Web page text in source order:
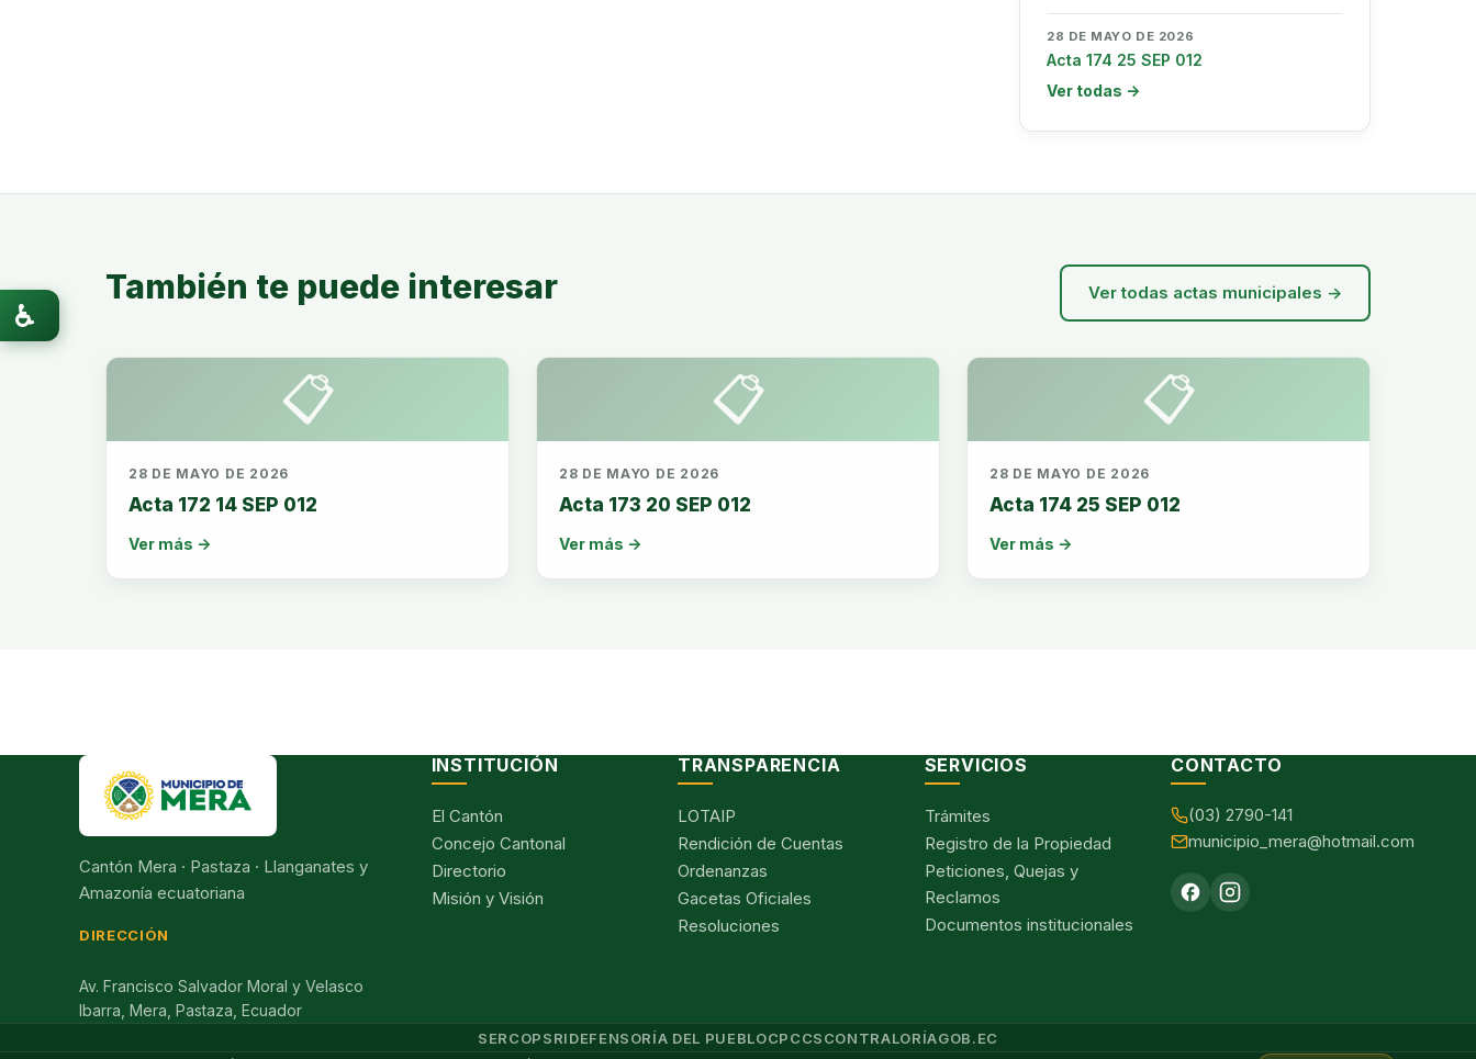
28 DE MAYO DE 2026
Acta 174 25 SEP 012
Ver todas →
También te puede interesar Ver todas actas municipales →
📋
28 DE MAYO DE 2026
Acta 172 14 SEP 012
Ver más →
📋
28 DE MAYO DE 2026
Acta 173 20 SEP 012
Ver más →
📋
28 DE MAYO DE 2026
Acta 174 25 SEP 012
Ver más →
Cantón Mera · Pastaza · Llanganates y
Amazonía ecuatoriana
DIRECCIÓN
Av. Francisco Salvador Moral y Velasco
Ibarra, Mera, Pastaza, Ecuador
INSTITUCIÓN
El Cantón
Concejo Cantonal
Directorio
Misión y Visión
TRANSPARENCIA
LOTAIP
Rendición de Cuentas
Ordenanzas
Gacetas Oficiales
Resoluciones
SERVICIOS
Trámites
Registro de la Propiedad
Peticiones, Quejas y
Reclamos
Documentos institucionales
CONTACTO
(03) 2790-141
municipio_mera@hotmail.com
SERCOPSRIDEFENSORÍA DEL PUEBLOCPCCSCONTRALORÍAGOB.EC
♿